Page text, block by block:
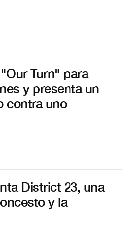
Turn" para
y presenta un
contra uno
District 23, una
y la